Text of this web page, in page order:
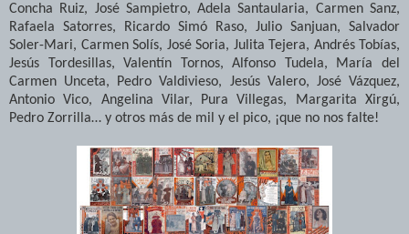
Concha Ruiz, José Sampietro, Adela Santaularia, Carmen Sanz,
Rafaela Satorres, Ricardo Simó Raso, Julio Sanjuan, Salvador
Soler-Mari, Carmen Solís, José Soria, Julita Tejera, Andrés Tobías,
Jesús Tordesillas, Valentín Tornos, Alfonso Tudela, María del
Carmen Unceta, Pedro Valdivieso, Jesús Valero, José Vázquez,
Antonio Vico, Angelina Vilar, Pura Villegas, Margarita Xirgú,
Pedro Zorrilla… y otros más de mil y el pico, ¡que no nos falte!